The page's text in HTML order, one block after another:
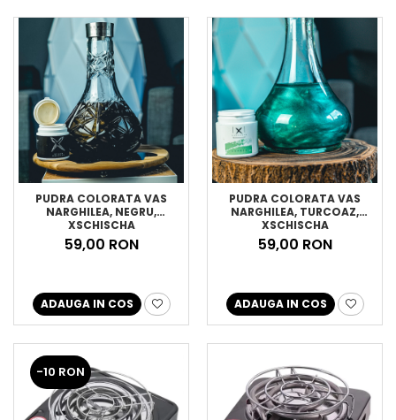
PUDRA COLORATA VAS
NARGHILEA, NEGRU,
XSCHISCHA
59,00 RON
ADAUGA IN COS
PUDRA COLORATA VAS
NARGHILEA, TURCOAZ,
XSCHISCHA
59,00 RON
ADAUGA IN COS
-10 RON